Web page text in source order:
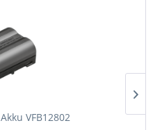
VFB12802